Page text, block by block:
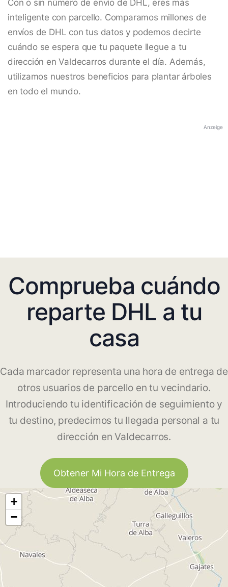
Con o sin número de envío de DHL, eres más
inteligente con parcello. Comparamos millones de
envíos de DHL con tus datos y podemos decirte
cuándo se espera que tu paquete llegue a tu
dirección en Valdecarros durante el día. Además,
utilizamos nuestros beneficios para plantar árboles
en todo el mundo.
Anzeige
Comprueba cuándo
reparte DHL a tu
casa
Cada marcador representa una hora de entrega de
otros usuarios de parcello en tu vecindario.
Introduciendo tu identificación de seguimiento y
tu destino, predecimos tu llegada personal a tu
dirección en Valdecarros.
Obtener Mi Hora de Entrega
+
−